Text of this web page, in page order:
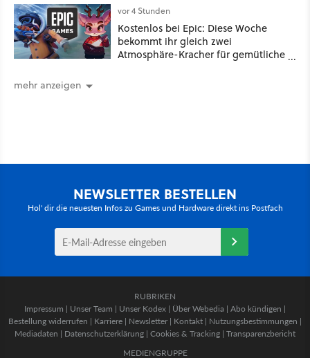
vor 4 Stunden
Kostenlos bei Epic: Diese Woche
bekommt ihr gleich zwei
Atmosphäre-Kracher für gemütliche
mehr anzeigen
NEWSLETTER BESTELLEN
Hol' dir die neuesten Infos zu Games und Hardware direkt ins Postfach
RUBRIKEN
Impressum | Unser Team | Unser Kodex | Über Webedia | Abo kündigen |
Bestellung widerrufen | Karriere | Newsletter | Kontakt | Nutzungsbestimmungen |
Mediadaten | Datenschutzerklärung | Cookies & Tracking | Transparenzbericht
MEDIENGRUPPE